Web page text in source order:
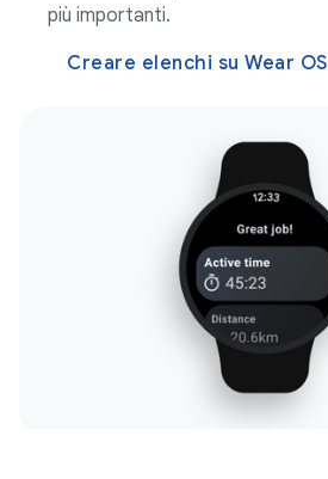
più importanti.
Creare elenchi su Wear OS